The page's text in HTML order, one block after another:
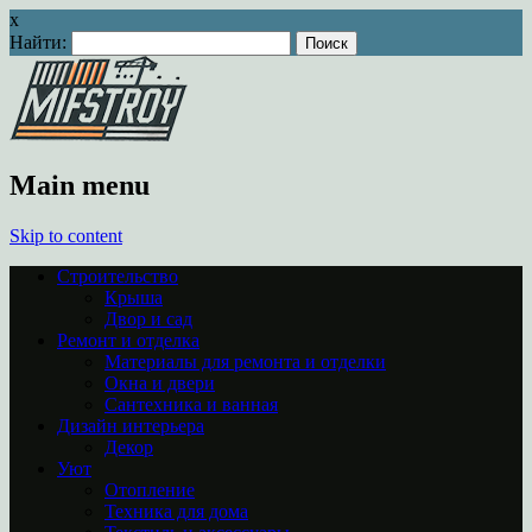
x
Найти:
Main menu
Skip to content
Строительство
Крыша
Двор и сад
Ремонт и отделка
Материалы для ремонта и отделки
Окна и двери
Сантехника и ванная
Дизайн интерьера
Декор
Уют
Отопление
Техника для дома